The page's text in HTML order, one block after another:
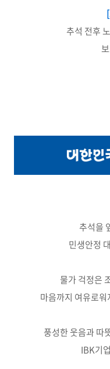
추석 전후
추석을
민생안정
물가 걱정은
마음까지 여유로
풍성한 웃음과 따
IBK기